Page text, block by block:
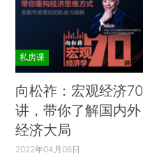
私房课
向松祚：宏观经济70
讲，带你了解国内外
经济大局
2022年04月06日